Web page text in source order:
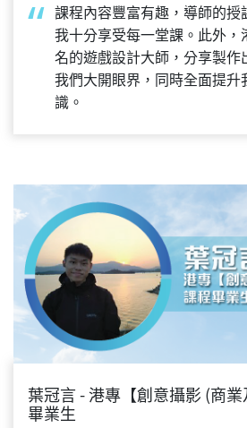
課程內容豐富有趣，導師的
我十分享受每一堂課。此外，
名的遊戲設計大師，分享製
我們大開眼界，同時全面提升
識。
葉冠言 - 港專【創意攝影 (商
畢業生